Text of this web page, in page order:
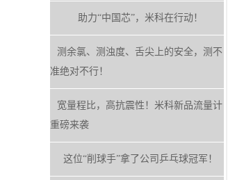
助力“中国芯”，米科在行动！
测余氯、测浊度、舌尖上的安全，测不
准绝对不行！
宽量程比，高抗震性！米科新品流量计
重磅来袭
这位“削球手”拿了公司乒乓球冠军！